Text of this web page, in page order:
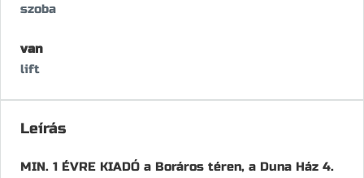
szoba
van
lift
Leírás
MIN. 1 ÉVRE KIADÓ a Boráros téren, a Duna Ház 4.